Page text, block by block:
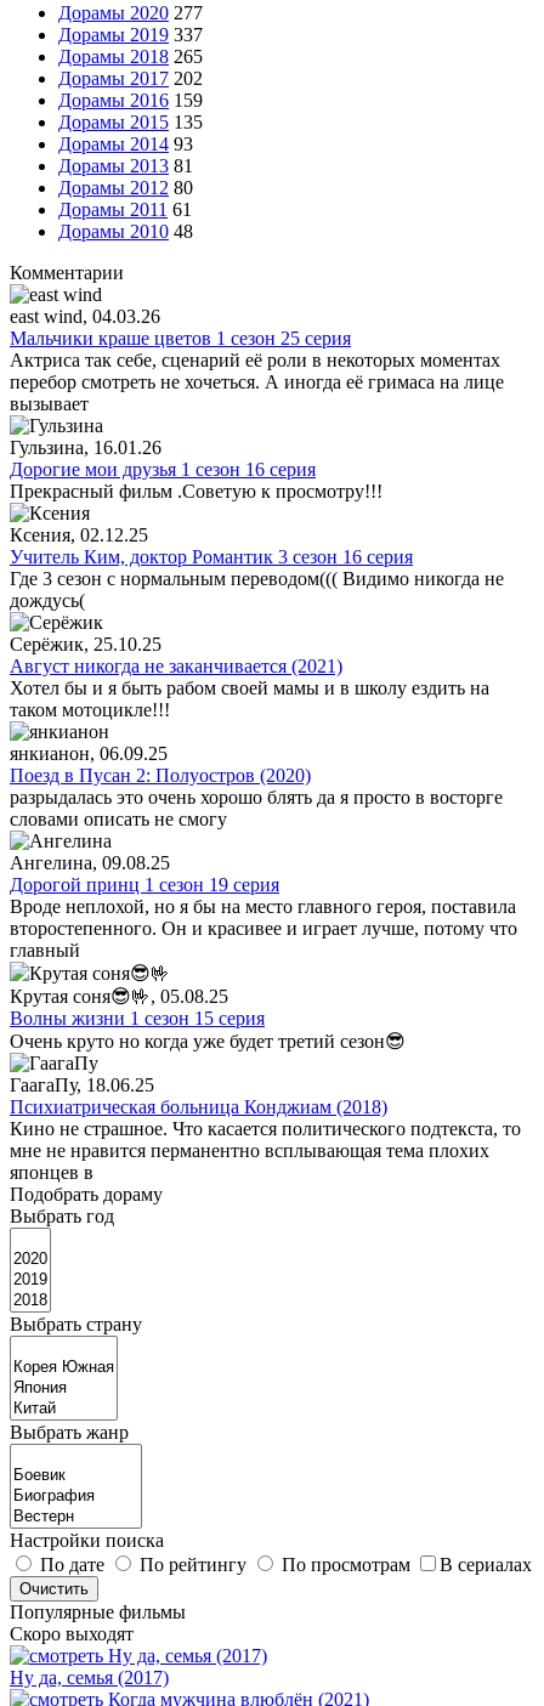
Дорамы 2020 277
Дорамы 2019 337
Дорамы 2018 265
Дорамы 2017 202
Дорамы 2016 159
Дорамы 2015 135
Дорамы 2014 93
Дорамы 2013 81
Дорамы 2012 80
Дорамы 2011 61
Дорамы 2010 48
Комментарии
east wind, 04.03.26
Мальчики краше цветов 1 сезон 25 серия
Актриса так себе, сценарий её роли в некоторых моментах
перебор смотреть не хочеться. А иногда её гримаса на лице
вызывает
Гульзина, 16.01.26
Дорогие мои друзья 1 сезон 16 серия
Прекрасный фильм .Советую к просмотру!!!
Ксения, 02.12.25
Учитель Ким, доктор Романтик 3 сезон 16 серия
Где 3 сезон с нормальным переводом((( Видимо никогда не
дождусь(
Серёжик, 25.10.25
Август никогда не заканчивается (2021)
Хотел бы и я быть рабом своей мамы и в школу ездить на
таком мотоцикле!!!
янкианон, 06.09.25
Поезд в Пусан 2: Полуостров (2020)
разрыдалась это очень хорошо блять да я просто в восторге
словами описать не смогу
Ангелина, 09.08.25
Дорогой принц 1 сезон 19 серия
Вроде неплохой, но я бы на место главного героя, поставила
второстепенного. Он и красивее и играет лучше, потому что
главный
Крутая соня😎🤟, 05.08.25
Волны жизни 1 сезон 15 серия
Очень круто но когда уже будет третий сезон😎
ГаагаПу, 18.06.25
Психиатрическая больница Конджиам (2018)
Кино не страшное. Что касается политического подтекста, то
мне не нравится перманентно всплывающая тема плохих
японцев в
Подобрать дораму
Выбрать год
Выбрать страну
Выбрать жанр
Настройки поиска
По дате
По рейтингу По просмотрам В сериалах
Популярные фильмы
Скоро выходят
Ну да, семья (2017)